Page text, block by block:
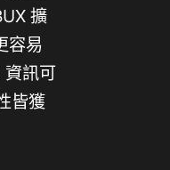
擴
容易
訊可
皆獲